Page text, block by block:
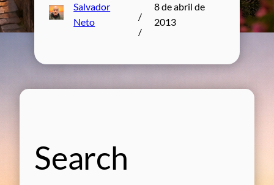
Salvador
Neto
/
/
8 de abril de
2013
Search